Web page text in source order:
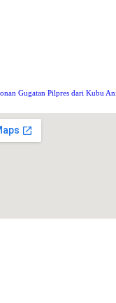
Gugatan Pilpres dari Kubu